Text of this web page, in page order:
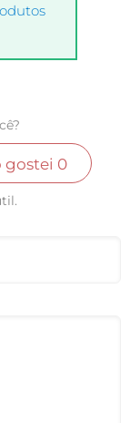
gostei 0